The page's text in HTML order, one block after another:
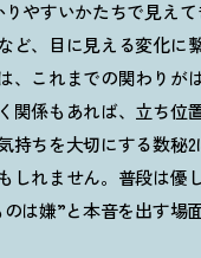
やすいかたちで見え
ど、目に見える変化に
、これまでの関わりが
関係もあれば、立ち位
持ちを大切にする数秘
しれません。普段は優
は嫌”と本音を出す場